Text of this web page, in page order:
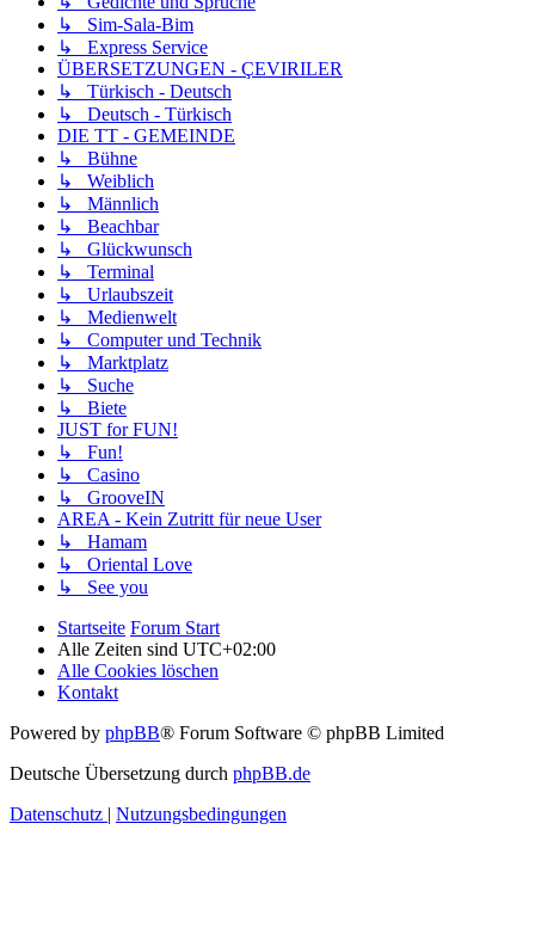
↳ Sim-Sala-Bim
↳ Express Service
ÜBERSETZUNGEN - ÇEVIRILER
↳ Türkisch - Deutsch
↳ Deutsch - Türkisch
DIE TT - GEMEINDE
↳ Bühne
↳ Weiblich
↳ Männlich
↳ Beachbar
↳ Glückwunsch
↳ Terminal
↳ Urlaubszeit
↳ Medienwelt
↳ Computer und Technik
↳ Marktplatz
↳ Suche
↳ Biete
JUST for FUN!
↳ Fun!
↳ Casino
↳ GrooveIN
AREA - Kein Zutritt für neue User
↳ Hamam
↳ Oriental Love
↳ See you
Startseite Forum Start
Alle Zeiten sind UTC+02:00
Alle Cookies löschen
Kontakt
Powered by phpBB® Forum Software © phpBB Limited
Deutsche Übersetzung durch phpBB.de
Datenschutz | Nutzungsbedingungen